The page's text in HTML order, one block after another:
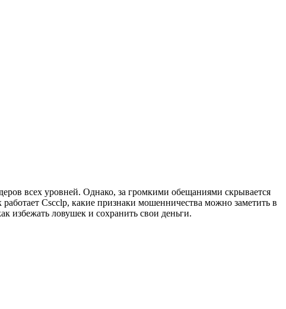
всех уровней. Однако, за громкими обещаниями скрывается
Cscclp, какие признаки мошенничества можно заметить в
избежать ловушек и сохранить свои деньги.